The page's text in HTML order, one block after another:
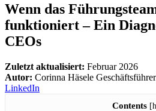
Wenn das
funktioniert – Ein
CEOs
Zuletzt aktualisiert: Februar 2026
Autor: Corinna Häsele
LinkedIn
Contents [